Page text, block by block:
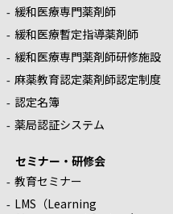
緩和医療専門薬剤師
緩和医療暫定指導薬剤師
緩和医療専門薬剤師研修施設
麻薬教育認定薬剤師認定制度
認定名簿
薬局認証システム
セミナー・研修会
教育セミナー
LMS（Learning